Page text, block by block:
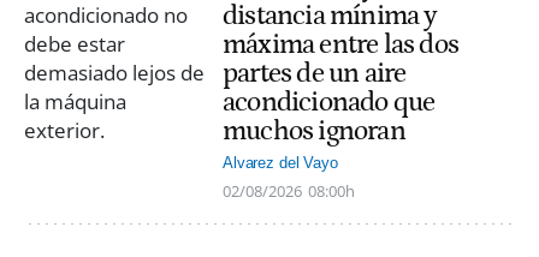
distancia mínima y
máxima entre las dos
partes de un aire
acondicionado que
muchos ignoran
Alvarez del Vayo
02/08/2026 08:00h